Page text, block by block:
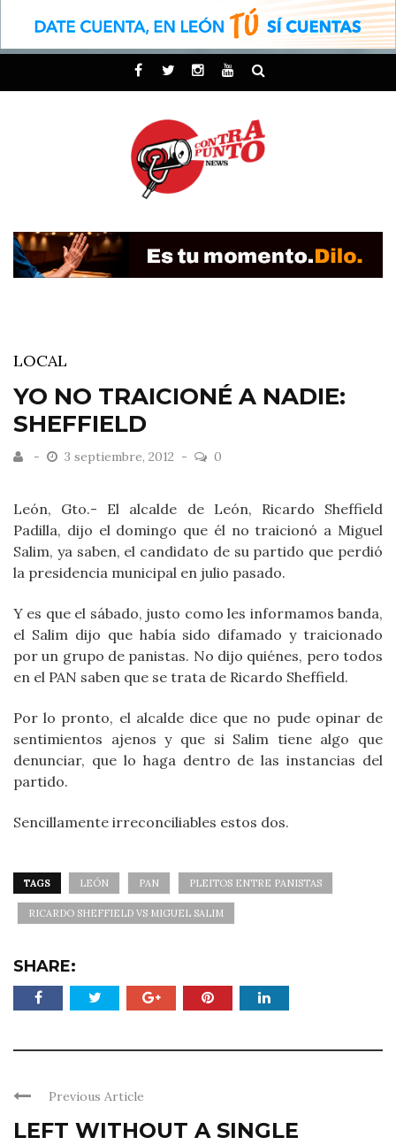
LOCAL
YO NO TRAICIONÉ A NADIE:
SHEFFIELD
3 septiembre, 2012 0
León, Gto.- El alcalde de León, Ricardo Sheffield
Padilla, dijo el domingo que él no traicionó a Miguel
Salim, ya saben, el candidato de su partido que perdió
la presidencia municipal en julio pasado.
Y es que el sábado, justo como les informamos banda,
el Salim dijo que había sido difamado y traicionado
por un grupo de panistas. No dijo quiénes, pero todos
en el PAN saben que se trata de Ricardo Sheffield.
Por lo pronto, el alcalde dice que no pude opinar de
sentimientos ajenos y que si Salim tiene algo que
denunciar, que lo haga dentro de las instancias del
partido.
Sencillamente irreconciliables estos dos.
TAGS LEÓN PAN PLEITOS ENTRE PANISTAS
RICARDO SHEFFIELD VS MIGUEL SALIM
SHARE:
Previous Article
LEFT WITHOUT A SINGLE